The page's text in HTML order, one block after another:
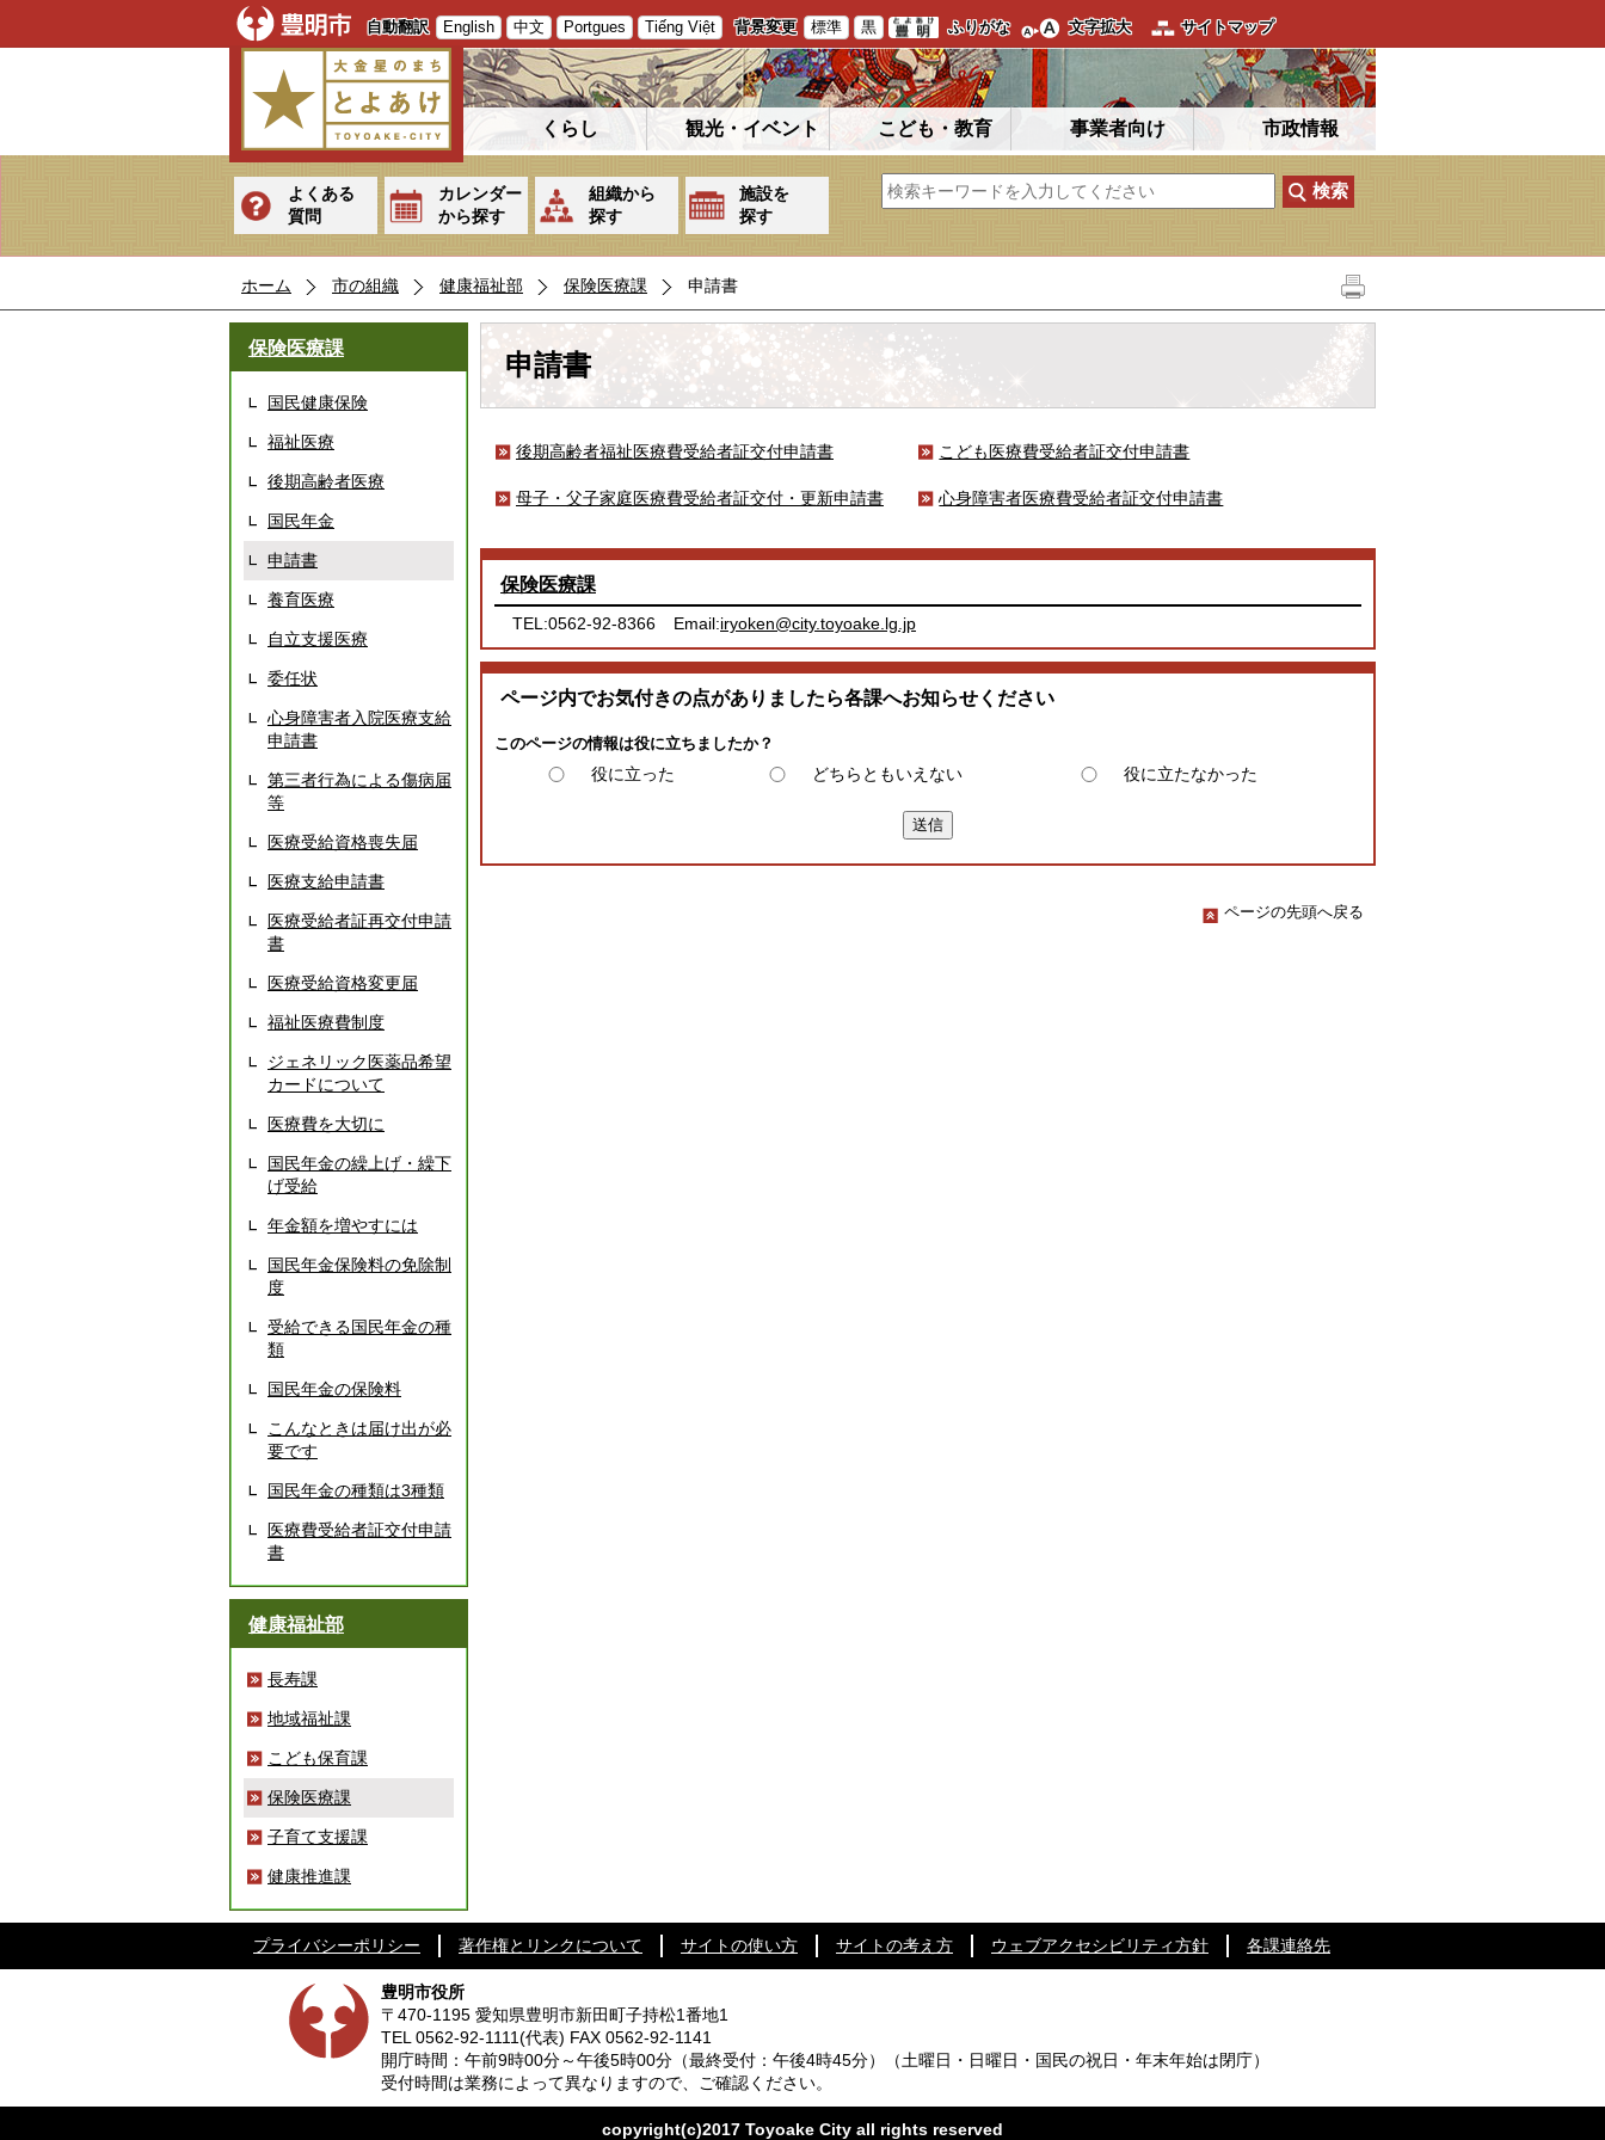
自動翻訳 English 中文 Portgues Tiếng Việt 背景変更 標準 黒 ふりがな 文字拡大 サイトマップ
くらし 観光・イベント こども・教育 事業者向け 市政情報
よくある
質問
カレンダー
から探す
組織から
探す
施設を
探す
ホーム 市の組織 健康福祉部 保険医療課 申請書
保険医療課
国民健康保険
福祉医療
後期高齢者医療
国民年金
申請書
養育医療
自立支援医療
委任状
心身障害者入院医療支給
申請書
第三者行為による傷病届
等
医療受給資格喪失届
医療支給申請書
医療受給者証再交付申請
書
医療受給資格変更届
福祉医療費制度
ジェネリック医薬品希望
カードについて
医療費を大切に
国民年金の繰上げ・繰下
げ受給
年金額を増やすには
国民年金保険料の免除制
度
受給できる国民年金の種
類
国民年金の保険料
こんなときは届け出が必
要です
国民年金の種類は3種類
医療費受給者証交付申請
書
健康福祉部
長寿課
地域福祉課
こども保育課
保険医療課
子育て支援課
健康推進課
申請書
後期高齢者福祉医療費受給者証交付申請書 こども医療費受給者証交付申請書
母子・父子家庭医療費受給者証交付・更新申請書 心身障害者医療費受給者証交付申請書
保険医療課
TEL:0562-92-8366 Email:iryoken@city.toyoake.lg.jp
ページ内でお気付きの点がありましたら各課へお知らせください
このページの情報は役に立ちましたか？
役に立った どちらともいえない 役に立たなかった
ページの先頭へ戻る
プライバシーポリシー 著作権とリンクについて サイトの使い方 サイトの考え方 ウェブアクセシビリティ方針 各課連絡先
豊明市役所
〒470-1195 愛知県豊明市新田町子持松1番地1
TEL 0562-92-1111(代表) FAX 0562-92-1141
開庁時間：午前9時00分～午後5時00分 （最終受付：午後4時45分）
（土曜日・日曜日・国民の祝日・年末年始は閉庁）
受付時間は業務によって異なりますので、ご確認ください。
copyright(c)2017 Toyoake City all rights reserved